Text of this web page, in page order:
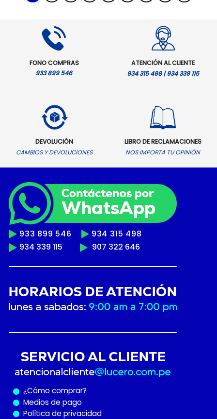
FONO COMPRAS
933 899 546
ATENCIÓN AL CLIENTE
934 315 498 | 934 339 115
DEVOLUCIÓN
CAMBIOS Y DEVOLUCIONES
LIBRO DE RECLAMACIONES
NOS IMPORTA TU OPINIÓN
933 899 546
934 315 498
934 339 115
907 322 646
¿Cómo comprar?
Medios de pago
Política de privacidad